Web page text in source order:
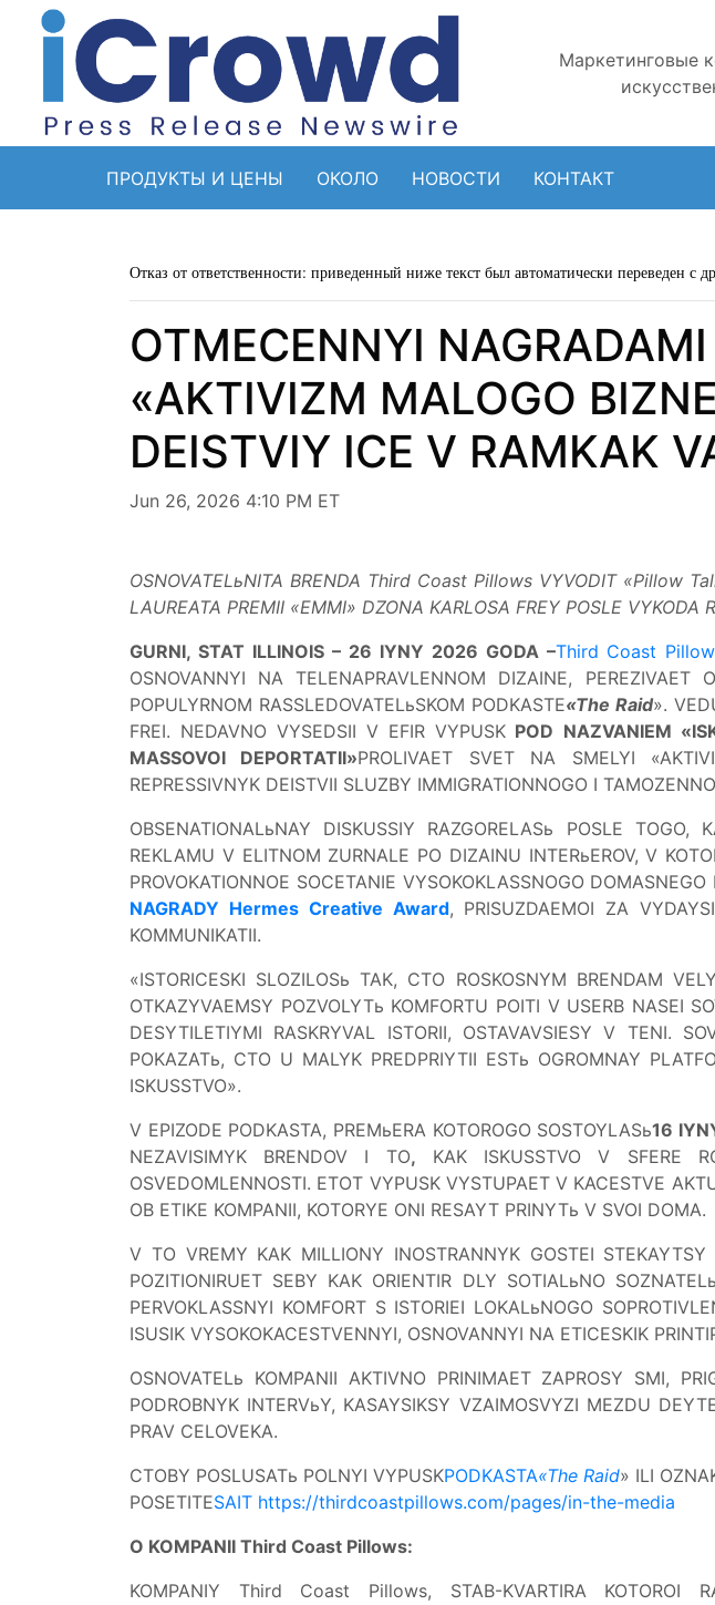
Маркетинговые
ПРОДУКТЫ И ЦЕНЫ ОКОЛО НОВОСТИ КОНТАКТ
Отказ от ответственности: приведенный ниже текст был автоматически переведен с
OTMECENNYI
«AKTIVIZM MALOGO
DEISTVIY ICE V RAMKAK
Jun 26, 2026 4:10 PM ET
OSNOVATELьNITA BRENDA Third Coast Pillows VYVODIT «Pillow
LAUREATA PREMII «EMMI» DZONA KARLOSA FREY POSLE
GURNI, STAT ILLINOIS – 26 IYNY 2026 GODA –Third Coast
OSNOVANNYI NA TELENAPRAVLENNOM DIZAINE,
POPULYRNOM RASSLEDOVATELьSKOM PODKASTE«The Raid».
FREI. NEDAVNO VYSEDSII V EFIR VYPUSK POD NAZVANIEM
MASSOVOI DEPORTATII»PROLIVAET SVET NA SMELYI
REPRESSIVNYK DEISTVII SLUZBY IMMIGRATIONNOGO I
OBSENATIONALьNAY DISKUSSIY RAZGORELASь POSLE
REKLAMU V ELITNOM ZURNALE PO DIZAINU INTERьEROV, V
PROVOKATIONNOE SOCETANIE VYSOKOKLASSNOGO
NAGRADY Hermes Creative Award, PRISUZDAEMOI ZA
KOMMUNIKATII.
«ISTORICESKI SLOZILOSь TAK, CTO ROSKOSNYM BRENDAM
OTKAZYVAEMSY POZVOLYTь KOMFORTU POITI V USERB NASEI
DESYTILETIYMI RASKRYVAL ISTORII, OSTAVAVSIESY V TENI.
POKAZATь, CTO U MALYK PREDPRIYTII ESTь OGROMNAY
ISKUSSTVO».
V EPIZODE PODKASTA, PREMьERA KOTOROGO SOSTOYLASь16
NEZAVISIMYK BRENDOV I TO, KAK ISKUSSTVO V SFERE
OSVEDOMLENNOSTI. ETOT VYPUSK VYSTUPAET V KACESTVE
OB ETIKE KOMPANII, KOTORYE ONI RESAYT PRINYTь V SVOI DOMA.
V TO VREMY KAK MILLIONY INOSTRANNYK GOSTEI
POZITIONIRUET SEBY KAK ORIENTIR DLY SOTIALьNO
PERVOKLASSNYI KOMFORT S ISTORIEI LOKALьNOGO
ISUSIK VYSOKOKACESTVENNYI, OSNOVANNYI NA ETICESKIK
OSNOVATELь KOMPANII AKTIVNO PRINIMAET ZAPROSY SMI,
PODROBNYK INTERVьY, KASAYSIKSY VZAIMOSVYZI MEZDU
PRAV CELOVEKA.
CTOBY POSLUSATь POLNYI VYPUSKPODKASTA«The Raid» ILI
POSETITESAIT https://thirdcoastpillows.com/pages/in-the-media
O KOMPANII Third Coast Pillows:
KOMPANIY Third Coast Pillows, STAB-KVARTIRA KOTOROI